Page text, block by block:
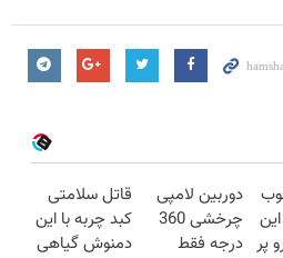
پر
دوربین لامپی
چرخشی 360
درجه فقط
قاتل سلامتی
کبد چربه با این
دمنوش گیاهی